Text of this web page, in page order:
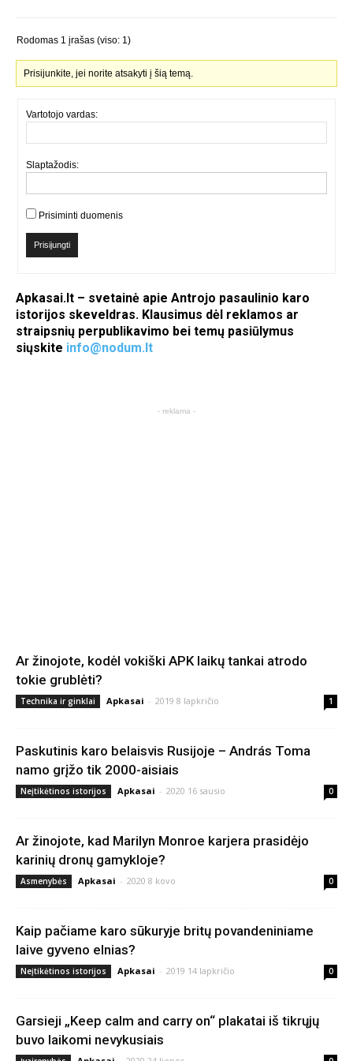
Rodomas 1 įrašas (viso: 1)
Prisijunkite, jei norite atsakyti į šią temą.
Vartotojo vardas:
Slaptažodis:
Prisiminti duomenis
Prisijungti
Apkasai.lt – svetainė apie Antrojo pasaulinio karo
istorijos skeveldras. Klausimus dėl reklamos ar
straipsnių perpublikavimo bei temų pasiūlymus
siųskite info@nodum.lt
- reklama -
Ar žinojote, kodėl vokiški APK laikų tankai atrodo
tokie grublėti?
Technika ir ginklai Apkasai - 2019 8 lapkričio 1
Paskutinis karo belaisvis Rusijoje – András Toma
namo grįžo tik 2000-aisiais
Neįtikėtinos istorijos Apkasai - 2020 16 sausio 0
Ar žinojote, kad Marilyn Monroe karjera prasidėjo
karinių dronų gamykloje?
Asmenybės Apkasai - 2020 8 kovo 0
Kaip pačiame karo sūkuryje britų povandeniniame
laive gyveno elnias?
Neįtikėtinos istorijos Apkasai - 2019 14 lapkričio 0
Garsieji „Keep calm and carry on“ plakatai iš tikrųjų
buvo laikomi nevykusiais